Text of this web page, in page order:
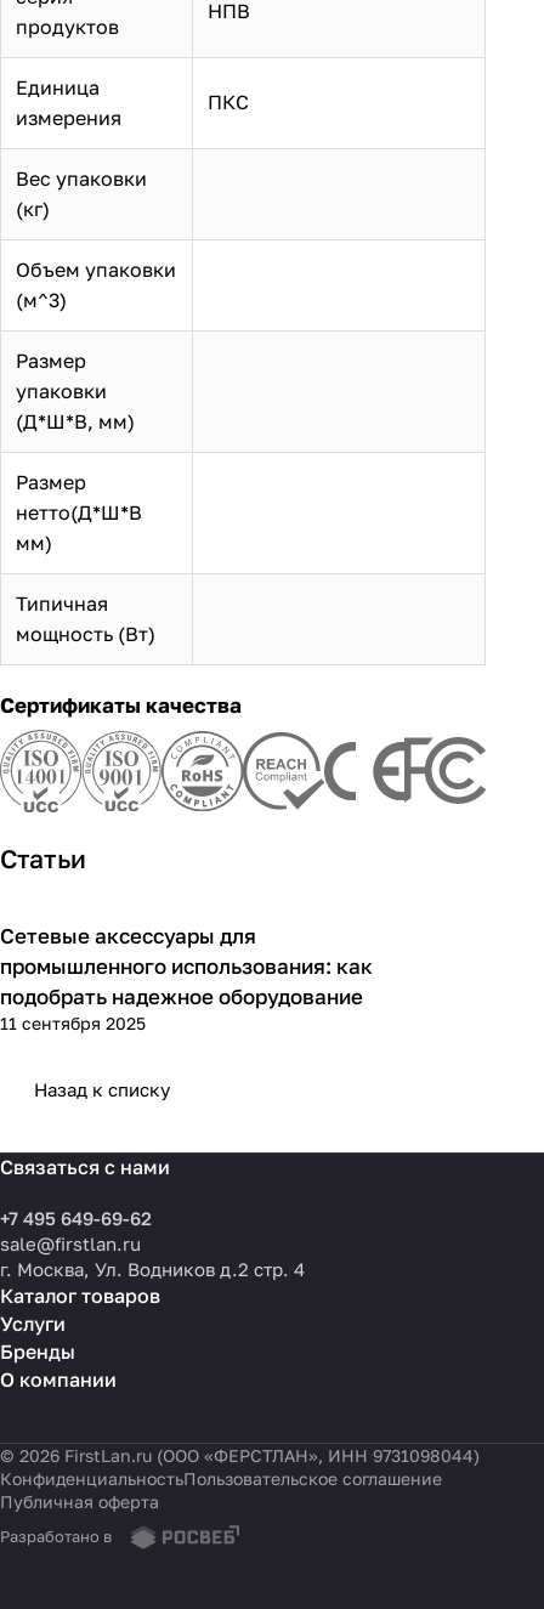
продуктов
НПВ
Единица
измерения
ПКС
Вес упаковки
(кг)
Объем упаковки
(м^3)
Размер
упаковки
(Д*Ш*В, мм)
Размер
нетто(Д*Ш*В
мм)
Типичная
мощность (Вт)
Сертификаты качества
Статьи
Советы покупателям
Сетевые аксессуары для
промышленного использования: как
подобрать надежное оборудование
11 сентября 2025
Назад к списку
Связаться с нами
+7 495 649-69-62
sale@firstlan.ru
г. Москва, Ул. Водников д.2 стр. 4
Каталог товаров
Услуги
Бренды
О компании
© 2026 FirstLan.ru (ООО «ФЕРСТЛАН», ИНН 9731098044)
КонфиденциальностьПользовательское соглашение
Публичная оферта
Разработано в